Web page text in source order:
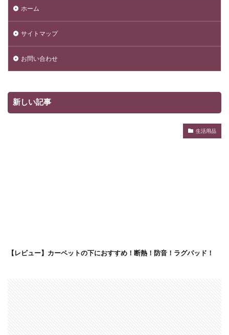
ホーム
サイトマップ
お問い合わせ
新しい記事
生活用品
【レビュー】カーペットの下におすすめ！断熱！防音！ラグパッド！